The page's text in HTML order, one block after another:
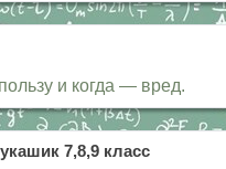
и когда — вред.
7,8,9 класс